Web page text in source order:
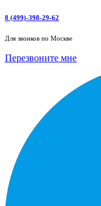
8 (499)-398-29-62
Для звонков по Москве
Перезвоните мне